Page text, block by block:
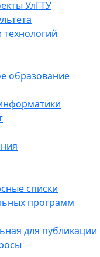
УлГТУ
образование
списки
программ
для публикации